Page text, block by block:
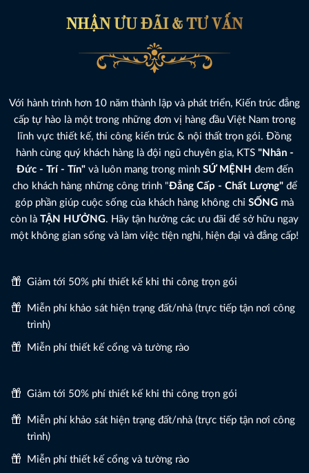
NHẬN ƯU ĐÃI & TƯ VẤN
Với hành trình hơn 10 năm thành lập và phát triển, Kiến trúc đẳng
cấp tự hào là một trong những đơn vị hàng đầu Việt Nam trong
lĩnh vực thiết kế, thi công kiến trúc & nội thất trọn gói. Đồng
hành cùng quý khách hàng là đội ngũ chuyên gia, KTS "Nhân -
Đức - Trí - Tín"và luôn mang trong mình SỨ MỆNH đem đến
cho khách hàng những công trình "Đẳng Cấp - Chất Lượng"để
góp phần giúp cuộc sống của khách hàng không chỉ SỐNG mà
còn là TẬN HƯỞNG. Hãy tận hưởng các ưu đãi để sở hữu ngay
một không gian sống và làm việc tiện nghi, hiện đại và đẳng cấp!
Giảm tới 50% phí thiết kế khi thi công trọn gói
Miễn phí khảo sát hiện trạng đất/nhà (trực tiếp tận nơi công
trình)
Miễn phí thiết kế cổng và tường rào
Giảm tới 50% phí thiết kế khi thi công trọn gói
Miễn phí khảo sát hiện trạng đất/nhà (trực tiếp tận nơi công
trình)
Miễn phí thiết kế cổng và tường rào